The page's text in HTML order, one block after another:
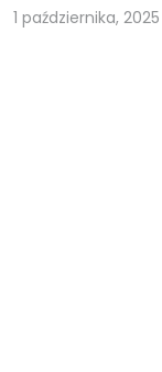
1 października, 2025